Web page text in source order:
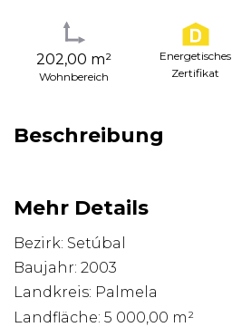
202,00 m²
Wohnbereich
Energetisches
Zertifikat
Beschreibung
Mehr Details
Bezirk: Setúbal
Baujahr: 2003
Landkreis: Palmela
Landfläche: 5 000,00 m²